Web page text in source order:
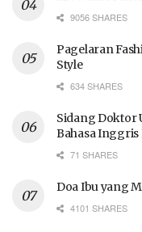
9056 SHARES
Pagelaran
Style
634 SHARES
Sidang Doktor
Bahasa Inggris
71 SHARES
Doa Ibu yang
4101 SHARES